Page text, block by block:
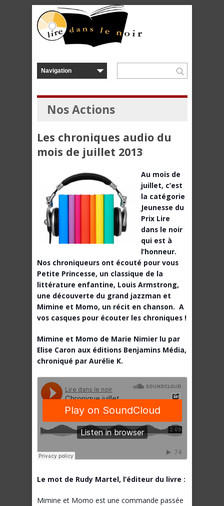
Nos Actions
Les chroniques audio du
mois de juillet 2013
Au mois de
juillet, c’est
la catégorie
Jeunesse du
Prix Lire
dans le noir
qui est à
l’honneur.
Nos chroniqueurs ont écouté pour vous
Petite Princesse, un classique de la
littérature enfantine, Louis Armstrong,
une découverte du grand jazzman et
Mimine et Momo, un récit en chanson. A
vos casques pour écouter les chroniques !
Mimine et Momo de Marie Nimier lu par
Elise Caron aux éditions Benjamins Média,
chroniqué par Aurélie K.
Le mot de Rudy Martel, l’éditeur du livre :
Mimine et Momo est une commande passée